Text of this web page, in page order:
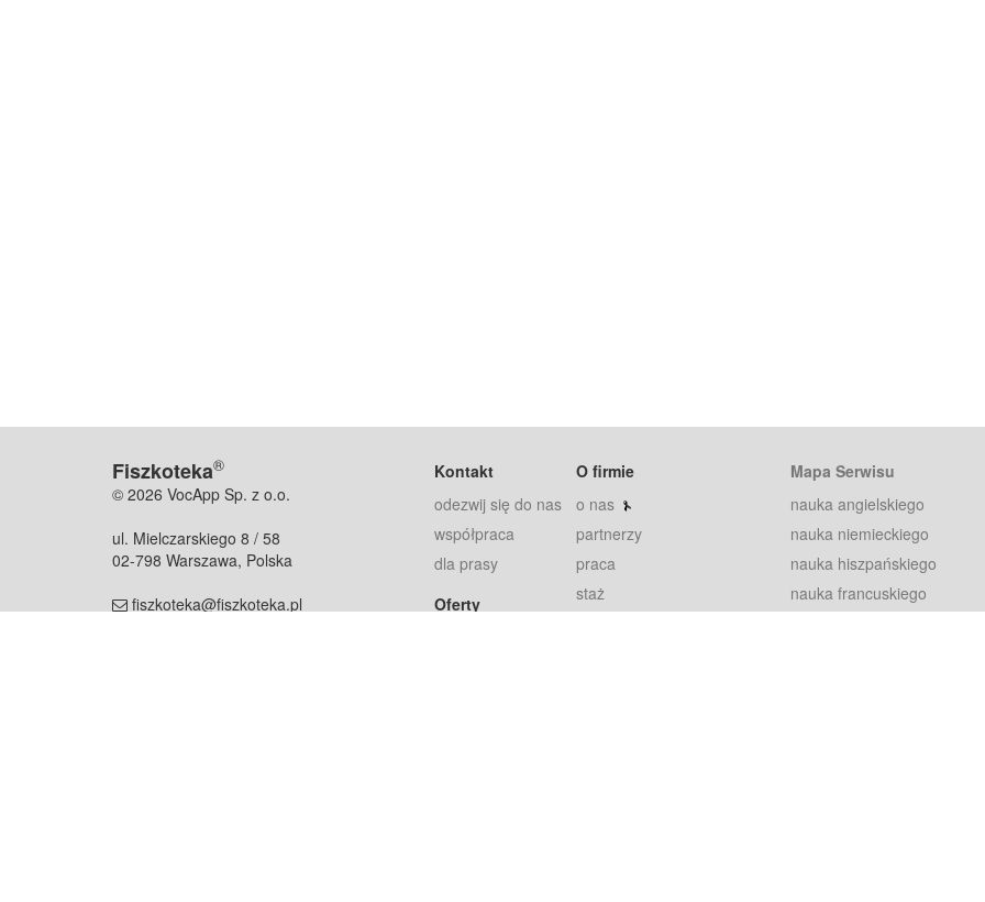
Fiszkoteka®
© 2026 VocApp Sp. z o.o.
ul. Mielczarskiego 8 / 58
02-798 Warszawa, Polska
fiszkoteka@fiszkoteka.pl
Kontakt
odezwij się do nas
współpraca
dla prasy
Oferty
O firmie
o nas
partnerzy
praca
staż
Mapa Serwisu
nauka angielskiego
nauka niemieckiego
nauka hiszpańskiego
nauka francuskiego